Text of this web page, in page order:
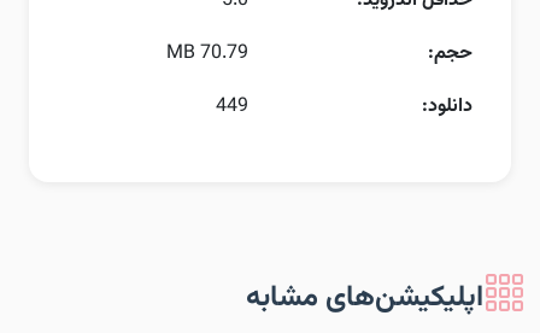
حجم:
70.79 MB
دانلود:
449
اپلیکیشن‌های مشابه